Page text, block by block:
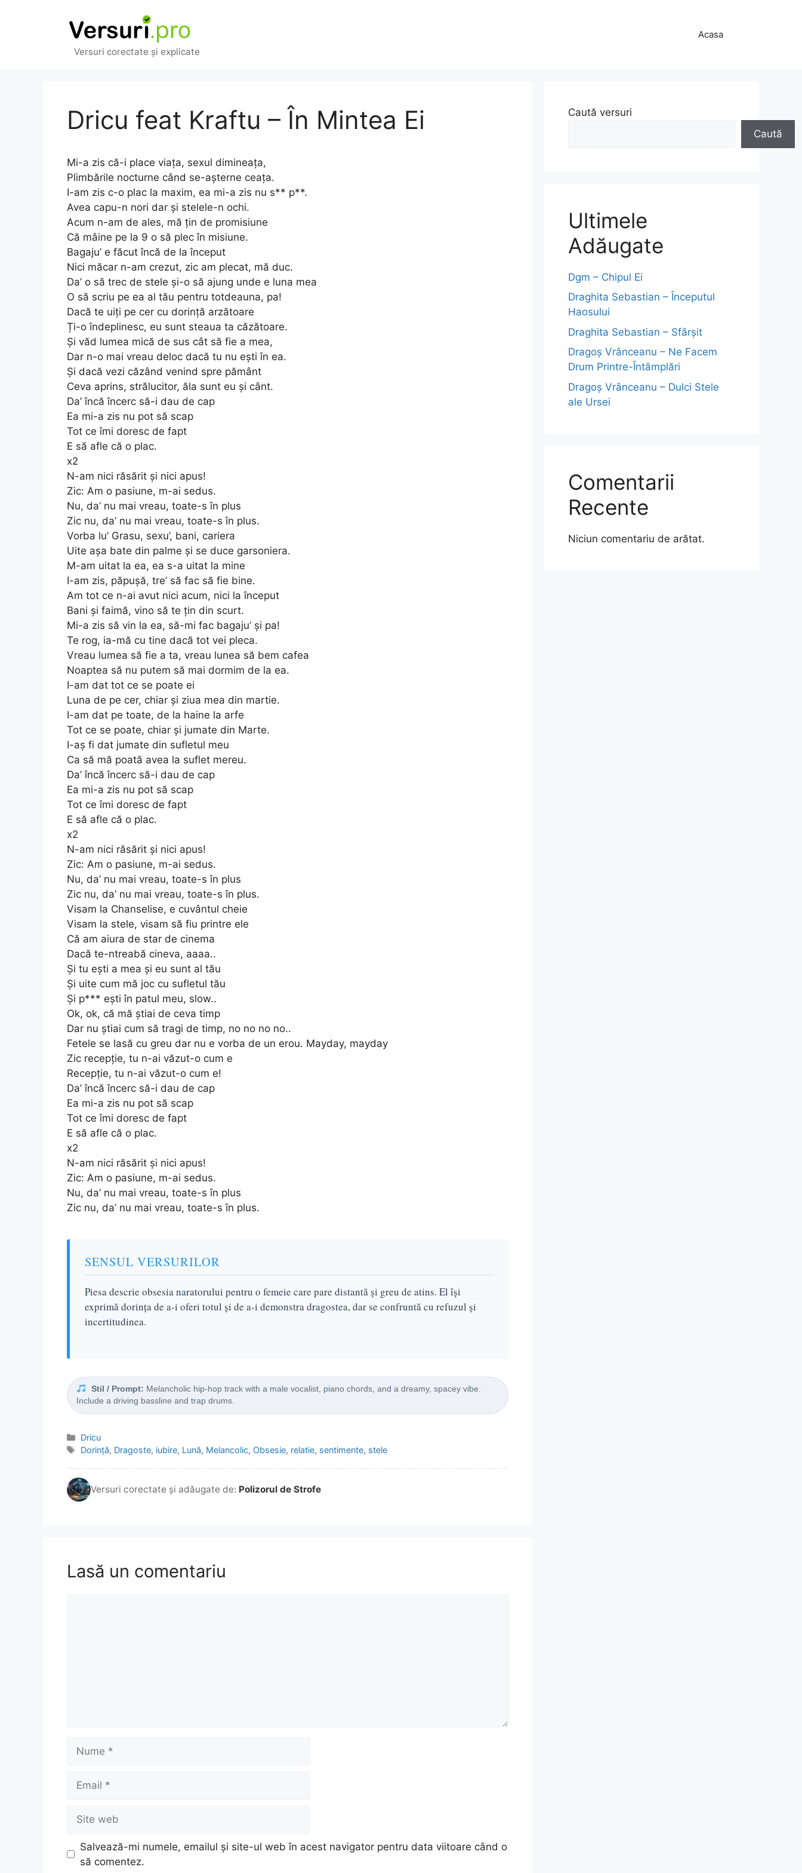
Versuri corectate și explicate
Acasa
Dricu feat Kraftu – În Mintea Ei
Mi-a zis că-i place viața, sexul dimineața,
Plimbările nocturne când se-așterne ceața.
I-am zis c-o plac la maxim, ea mi-a zis nu s** p**.
Avea capu-n nori dar și stelele-n ochi.
Acum n-am de ales, mă țin de promisiune
Că mâine pe la 9 o să plec în misiune.
Bagaju’ e făcut încă de la început
Nici măcar n-am crezut, zic am plecat, mă duc.
Da’ o să trec de stele și-o să ajung unde e luna mea
O să scriu pe ea al tău pentru totdeauna, pa!
Dacă te uiți pe cer cu dorință arzătoare
Ți-o îndeplinesc, eu sunt steaua ta căzătoare.
Și văd lumea mică de sus cât să fie a mea,
Dar n-o mai vreau deloc dacă tu nu ești în ea.
Și dacă vezi căzând venind spre pământ
Ceva aprins, strălucitor, ăla sunt eu și cânt.
Da’ încă încerc să-i dau de cap
Ea mi-a zis nu pot să scap
Tot ce îmi doresc de fapt
E să afle că o plac.
x2
N-am nici răsărit și nici apus!
Zic: Am o pasiune, m-ai sedus.
Nu, da’ nu mai vreau, toate-s în plus
Zic nu, da’ nu mai vreau, toate-s în plus.
Vorba lu’ Grasu, sexu’, bani, cariera
Uite așa bate din palme și se duce garsoniera.
M-am uitat la ea, ea s-a uitat la mine
I-am zis, păpușă, tre’ să fac să fie bine.
Am tot ce n-ai avut nici acum, nici la început
Bani și faimă, vino să te țin din scurt.
Mi-a zis să vin la ea, să-mi fac bagaju’ și pa!
Te rog, ia-mă cu tine dacă tot vei pleca.
Vreau lumea să fie a ta, vreau lunea să bem cafea
Noaptea să nu putem să mai dormim de la ea.
I-am dat tot ce se poate ei
Luna de pe cer, chiar și ziua mea din martie.
I-am dat pe toate, de la haine la arfe
Tot ce se poate, chiar și jumate din Marte.
I-aș fi dat jumate din sufletul meu
Ca să mă poată avea la suflet mereu.
Da’ încă încerc să-i dau de cap
Ea mi-a zis nu pot să scap
Tot ce îmi doresc de fapt
E să afle că o plac.
x2
N-am nici răsărit și nici apus!
Zic: Am o pasiune, m-ai sedus.
Nu, da’ nu mai vreau, toate-s în plus
Zic nu, da’ nu mai vreau, toate-s în plus.
Visam la Chanselise, e cuvântul cheie
Visam la stele, visam să fiu printre ele
Că am aiura de star de cinema
Dacă te-ntreabă cineva, aaaa..
Și tu ești a mea și eu sunt al tău
Și uite cum mă joc cu sufletul tău
Și p*** ești în patul meu, slow..
Ok, ok, că mă știai de ceva timp
Dar nu știai cum să tragi de timp, no no no no..
Fetele se lasă cu greu dar nu e vorba de un erou. Mayday, mayday
Zic recepție, tu n-ai văzut-o cum e
Recepție, tu n-ai văzut-o cum e!
Da’ încă încerc să-i dau de cap
Ea mi-a zis nu pot să scap
Tot ce îmi doresc de fapt
E să afle că o plac.
x2
N-am nici răsărit și nici apus!
Zic: Am o pasiune, m-ai sedus.
Nu, da’ nu mai vreau, toate-s în plus
Zic nu, da’ nu mai vreau, toate-s în plus.
SENSUL VERSURILOR
Piesa descrie obsesia naratorului pentru o femeie care pare distantă și greu de atins. El își
exprimă dorința de a-i oferi totul și de a-i demonstra dragostea, dar se confruntă cu refuzul și
incertitudinea.
Stil / Prompt: Melancholic hip-hop track with a male vocalist, piano chords, and a dreamy, spacey vibe.
Include a driving bassline and trap drums.
Categorii
Dricu
Etichete
Dorință, Dragoste, iubire, Lună, Melancolic, Obsesie, relatie, sentimente, stele
Versuri corectate și adăugate de: Polizorul de Strofe
Lasă un comentariu
web
Salvează-mi numele, emailul și site-ul web în acest navigator pentru data viitoare când o
să comentez.
Caută versuri
Caută
Ultimele
Adăugate
Dgm – Chipul Ei
Draghita Sebastian – Începutul
Haosului
Draghita Sebastian – Sfârșit
Dragoş Vrânceanu – Ne Facem
Drum Printre-Întâmplări
Dragoş Vrânceanu – Dulci Stele
ale Ursei
Comentarii
Recente
Niciun comentariu de arătat.